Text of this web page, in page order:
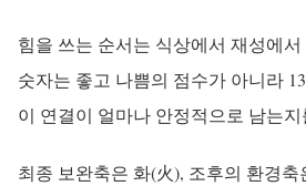
힘을 쓰는 순서는 식상에서 재성에
숫자는 좋고 나쁨의 점수가 아니라
이 연결이 얼마나 안정적으로 남는
최종 보완축은 화(火), 조후의 환경축